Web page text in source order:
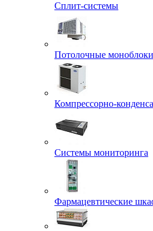
Сплит-системы
Потолочные моноблоки
Компрессорно-
Системы мониторинга
Фармацевтические